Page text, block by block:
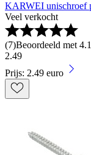
KARWEI unischroef
Veel verkocht
(7)Beoordeeld met
2.49
Prijs: 2.49 euro